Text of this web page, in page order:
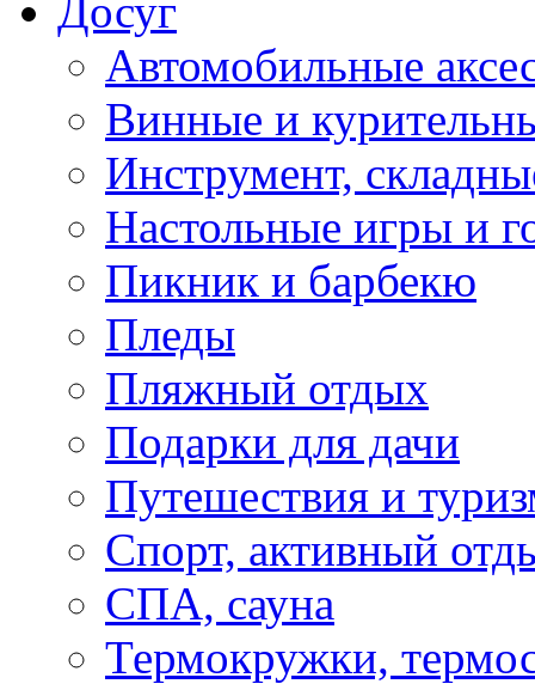
Досуг
Автомобильные
Винные и
Инструмент,
Настольные игры и
Пикник и барбекю
Пледы
Пляжный отдых
Подарки для дачи
Путешествия и
Спорт, активный
СПА, сауна
Термокружки,